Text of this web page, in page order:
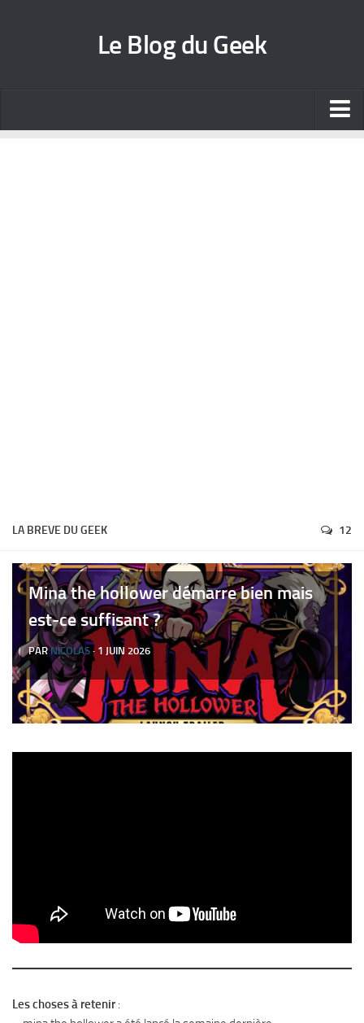
Le Blog du Geek
LA BREVE DU GEEK 12
Mina the hollower démarre bien mais
est-ce suffisant ?
PARNICOLAS · 1 JUIN 2026
Les choses à retenir: